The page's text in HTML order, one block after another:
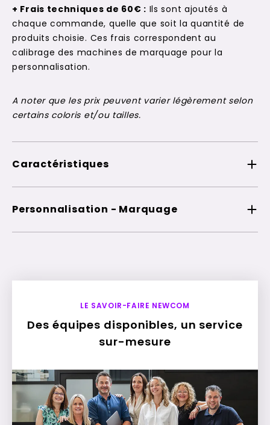
+ Frais techniques de 60€ : Ils sont ajoutés à
chaque commande, quelle que soit la quantité de
produits choisie. Ces frais correspondent au
calibrage des machines de marquage pour la
personnalisation.
A noter que les prix peuvent varier légèrement selon
certains coloris et/ou tailles.
Caractéristiques
Personnalisation - Marquage
LE SAVOIR-FAIRE NEWCOM
Des équipes disponibles, un service
sur-mesure